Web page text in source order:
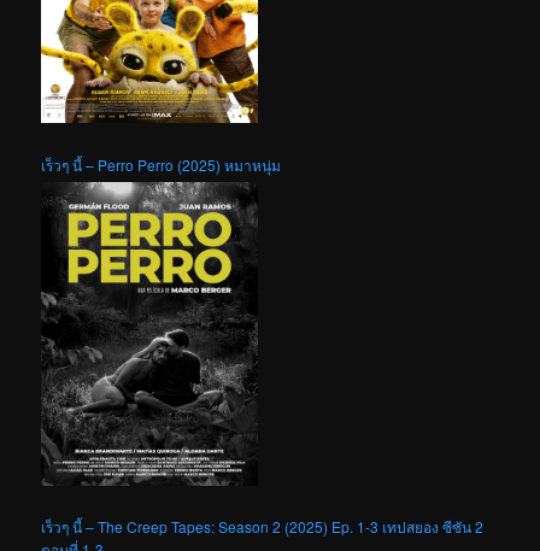
เร็วๆ นี้ – Perro Perro (2025) หมาหนุ่ม
เร็วๆ นี้ – The Creep Tapes: Season 2 (2025) Ep. 1-3 เทปสยอง ซีซัน 2